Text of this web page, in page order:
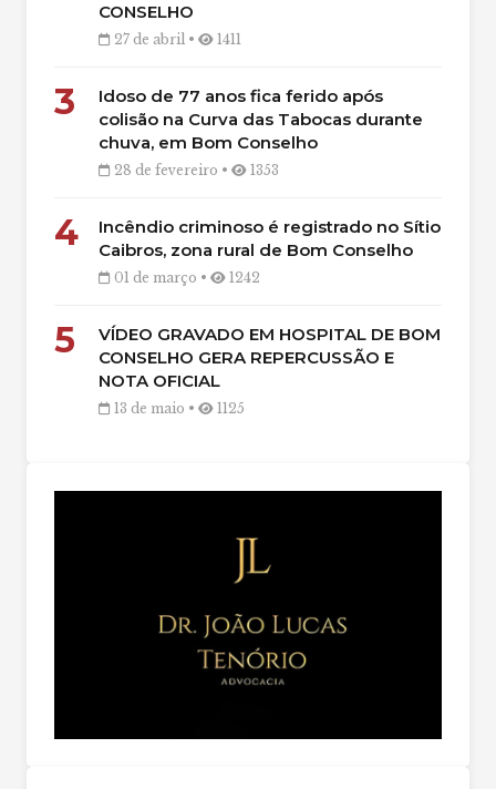
CONSELHO
27 de abril • 1411
3
Idoso de 77 anos fica ferido após
colisão na Curva das Tabocas durante
chuva, em Bom Conselho
28 de fevereiro • 1353
4
Incêndio criminoso é registrado no Sítio
Caibros, zona rural de Bom Conselho
01 de março • 1242
5
VÍDEO GRAVADO EM HOSPITAL DE BOM
CONSELHO GERA REPERCUSSÃO E
NOTA OFICIAL
13 de maio • 1125